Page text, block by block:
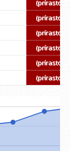
(prírastok)
(prírastok)
(prírastok)
(prírastok)
(prírastok)
(prírastok)